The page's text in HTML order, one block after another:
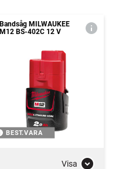
Bandsåg MILWAUKEE
M12 BS-402C 12 V
BEST.VARA
Visa